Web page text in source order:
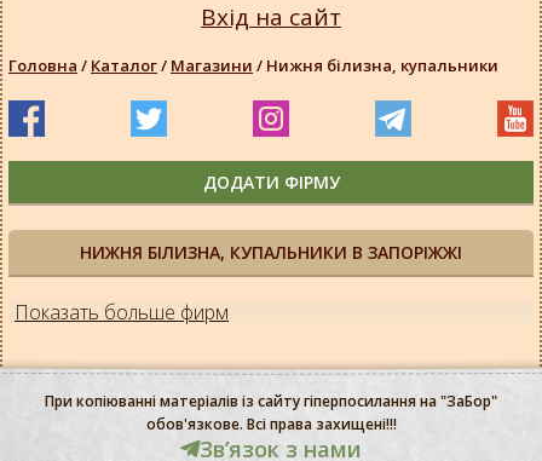
НИЖНЯ БІЛИЗНА, КУПАЛЬНИКИ В ЗАПОРІЖЖІ
Показать больше фирм
Вхід на сайт
Головна / Каталог/ Магазини / Нижня білизна, купальники
ДОДАТИ ФІРМУ
При копіюванні матеріалів із сайту гіперпосилання на "ЗаБор"
обов'язкове. Всі права захищені!!!
Звʼязок з нами